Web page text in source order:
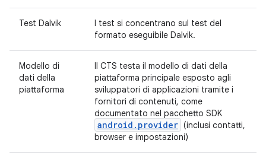
Test Dalvik
I test si concentrano sul test del
formato eseguibile Dalvik.
Modello di
dati della
piattaforma
Il CTS testa il modello di dati della
piattaforma principale esposto agli
sviluppatori di applicazioni tramite i
fornitori di contenuti, come
documentato nel pacchetto SDK
android.provider (inclusi contatti,
browser e impostazioni)